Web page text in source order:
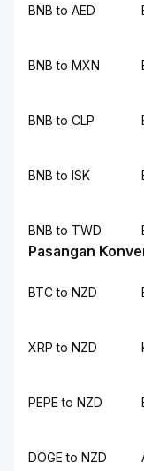
BNB to AED
BNB to MXN
BNB to CLP
BNB to ISK
BNB to TWD
Pasangan
BTC to NZD
XRP to NZD
PEPE to NZD
DOGE to NZD